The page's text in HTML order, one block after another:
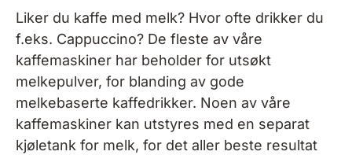
Liker du kaffe med melk? Hvor ofte drikker du
f.eks. Cappuccino? De fleste av våre
kaffemaskiner har beholder for utsøkt
melkepulver, for blanding av gode
melkebaserte kaffedrikker. Noen av våre
kaffemaskiner kan utstyres med en separat
kjøletank for melk, for det aller beste resultat